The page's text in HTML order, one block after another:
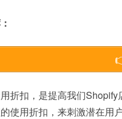
折扣，是提高我们
使用折扣，来刺激潜在用